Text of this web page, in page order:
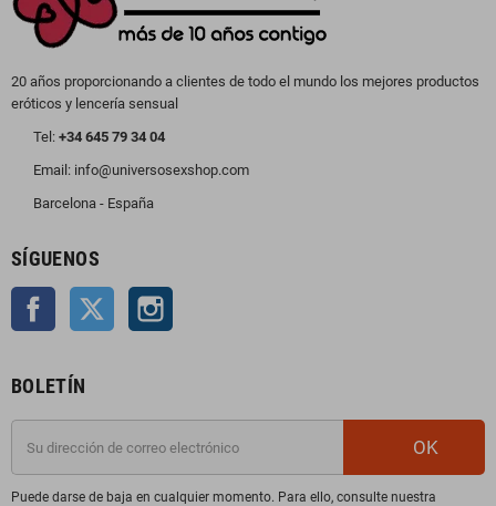
20 años proporcionando a clientes de todo el mundo los mejores productos
eróticos y lencería sensual
Tel: +34 645 79 34 04
Email: info@universosexshop.com
Barcelona - España
SÍGUENOS
Facebook Twitter
BOLETÍN
OK
Puede darse de baja en cualquier momento. Para ello, consulte nuestra